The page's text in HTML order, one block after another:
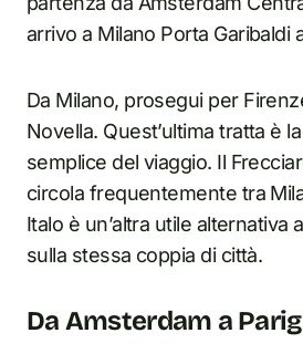
arrivo a Milano Porta Garibaldi
Da Milano, prosegui per
Novella. Quest’ultima tratta è
semplice del viaggio. Il
circola frequentemente tra
Italo è un’altra utile alternativa
sulla stessa coppia di città.
Da Amsterdam a